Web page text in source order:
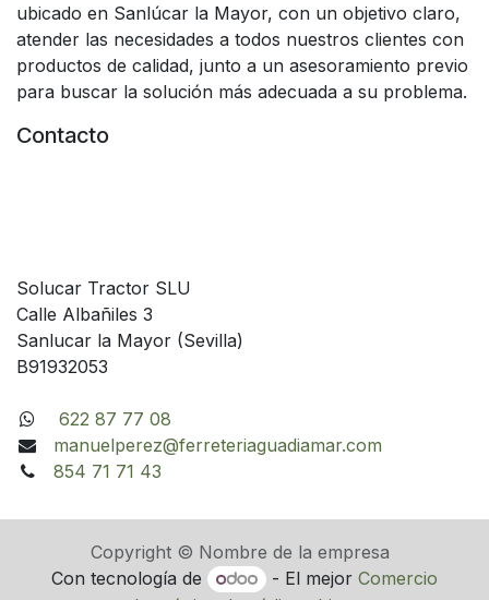
ubicado en Sanlúcar la Mayor, con un objetivo claro,
atender las necesidades a todos nuestros clientes con
productos de calidad, junto a un asesoramiento previo
para buscar la solución más adecuada a su problema.
Contacto
Solucar Tractor SLU
Calle Albañiles 3
Sanlucar la Mayor (Sevilla)
B91932053
622 87 77 08
manuelperez@ferreteriaguadiamar.com
854 71 71 43
Copyright © Nombre de la empresa
Con tecnología de
- El mejorComercio